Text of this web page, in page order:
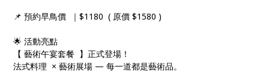
📌 預約早鳥價 ｜$1180 ( 原價 $1580 )
🌟 活動亮點
【 藝術午宴套餐 】正式登場！
法式料理 × 藝術展場 — 每一道都是藝術品。